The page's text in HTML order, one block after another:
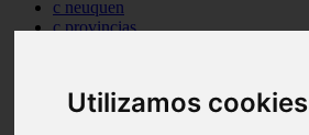
Utilizamos cookies
c neuquen
c provincias
c tucuman